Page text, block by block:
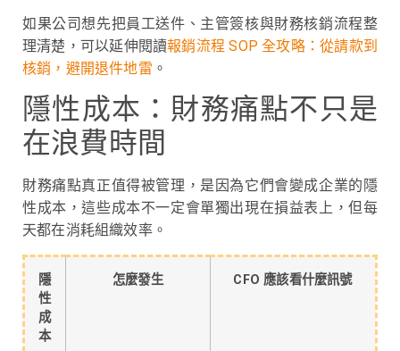
如果公司想先把員工送件、主管簽核與財務核銷流程整
理清楚，可以延伸閱讀報銷流程 SOP 全攻略：從請款到
核銷，避開退件地雷 。
隱性成本：財務痛點不只是
在浪費時間
財務痛點真正值得被管理，是因為它們會變成企業的隱
性成本，這些成本不一定會單獨出現在損益表上，但每
天都在消耗組織效率。
隱
性
成
本
怎麼發生 CFO 應該看什麼訊號